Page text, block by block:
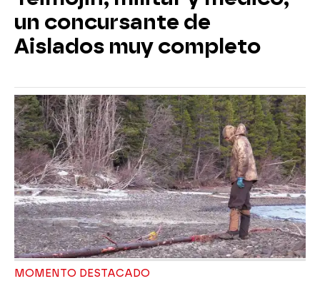
un concursante de
Aislados muy completo
MOMENTO DESTACADO